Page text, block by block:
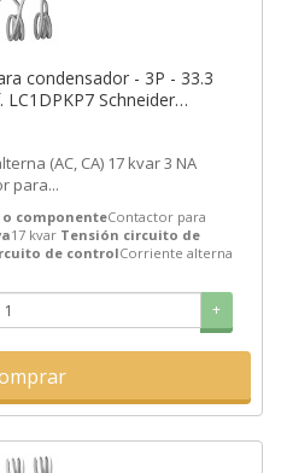
condensador - 3P - 33.3
LC1DPKP7 Schneider
para...
componenteContactor para
17 kvar Tensión circuito de
de controlCorriente alterna
+